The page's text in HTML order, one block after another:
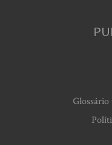
Glossário